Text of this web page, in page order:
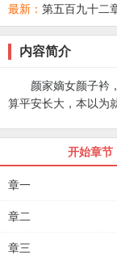
最新： 第五百九十二
内容简介
颜家嫡女颜子衿，
算平安长大，本以为
开始章节
章一
章二
章三